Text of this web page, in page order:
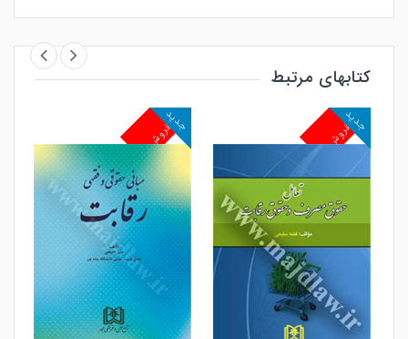
کتابهای مرتبط
پرفروش
جدید پرفروش
جدید